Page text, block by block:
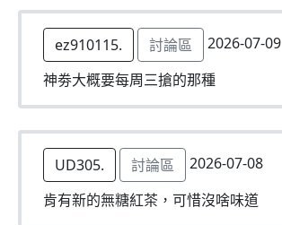
ez910115. 討論區
2026-07-09
神劵大概要每周三搶的那種
UD305. 討論區
2026-07-08
肯有新的無糖紅茶，可惜沒啥味道